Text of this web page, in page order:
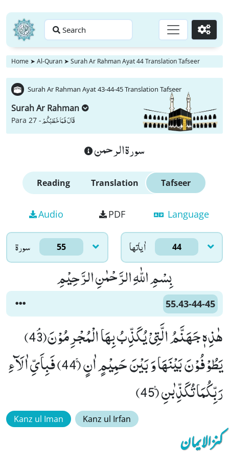
Search Go
Home ➤ Al-Quran ➤ Surah Ar Rahman Ayat 44 Translation Tafseer
Surah Ar Rahman Ayat 43-44-45 Translation Tafseer
Surah Ar Rahman
Para 27 -قَالَ فَمَا خَطْبُكُمْ
سورة الرحمن
Reading Translation Tafseer
Audio PDF Language
سورۃ 55 اٰياتها 44
بِسْمِ اللّٰهِ الرَّحْمٰنِ الرَّحِیْمِ
55.43-44-45
هٰذِهٖ جَهَنَّمُ الَّتِیْ یُكَذِّبُ بِهَا الْمُجْرِمُوْنَﭥ(43)
یَطُوْفُوْنَ بَیْنَهَا وَ بَیْنَ حَمِیْمٍ اٰنٍۚ (44) فَبِاَیِّ اٰلَآءِ
رَبِّكُمَا تُكَذِّبٰنِ۠ (45)
Kanz ul Iman Kanz ul Irfan
کنزالایمان